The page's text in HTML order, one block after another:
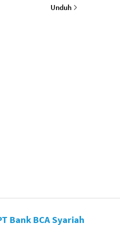
Unduh
Bank BCA Syariah